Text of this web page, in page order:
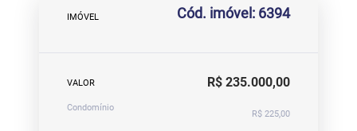
IMÓVEL Cód. imóvel: 6394
VALOR R$ 235.000,00
Condomínio
R$ 225,00